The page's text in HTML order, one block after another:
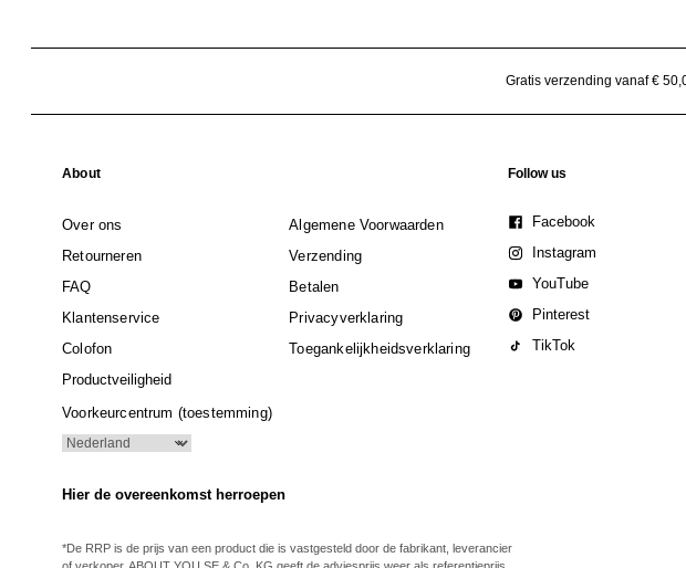
Gratis verzending vanaf €
About
Over ons
Algemene Voorwaarden
Retourneren
Verzending
FAQ
Betalen
Klantenservice
Privacyverklaring
Colofon
Toegankelijkheidsverklaring
Productveiligheid
Voorkeurcentrum (toestemming)
Hier de overeenkomst herroepen
*De RRP is de prijs van een product die is vastgesteld door de fabrikant, leverancier
Follow us
Facebook
Instagram
YouTube
Pinterest
TikTok